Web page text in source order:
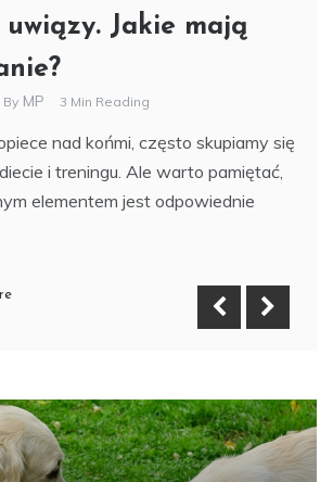
Jakie mają
By MP 3 Min Reading
nad końmi, często skupiamy się
i treningu. Ale warto pamiętać,
elementem jest odpowiednie